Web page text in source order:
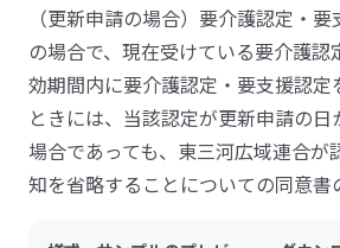
（更新申請の場合）要介護認定・
の場合で、現在受けている要介護認
効期間内に要介護認定・要支援認定
ときには、当該認定が更新申請の日
場合であっても、東三河広域連合が
知を省略することについての同意書